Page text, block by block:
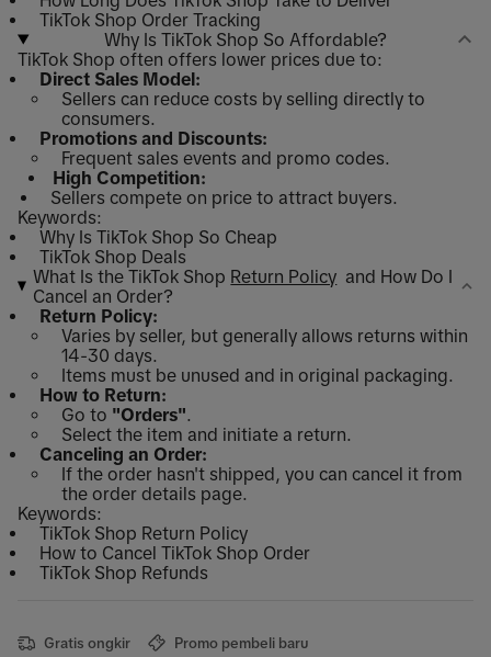
TikTok Shop Order Tracking
Why Is TikTok Shop So Affordable?
TikTok Shop often offers lower prices due to:
Direct Sales Model:
Sellers can reduce costs by selling directly to
consumers.
Promotions and Discounts:
Frequent sales events and promo codes.
High Competition:
Sellers compete on price to attract buyers.
Keywords:
Why Is TikTok Shop So Cheap
TikTok Shop Deals
What Is the TikTok Shop Return Policy and How Do I
Cancel an Order?
Return Policy:
Varies by seller, but generally allows returns within
14-30 days.
Items must be unused and in original packaging.
How to Return:
Go to "Orders".
Select the item and initiate a return.
Canceling an Order:
If the order hasn't shipped, you can cancel it from
the order details page.
Keywords:
TikTok Shop Return Policy
How to Cancel TikTok Shop Order
TikTok Shop Refunds
Gratis ongkir Promo pembeli baru